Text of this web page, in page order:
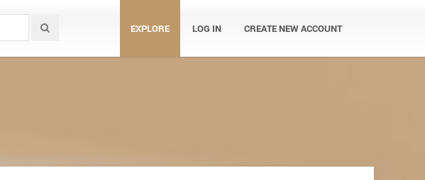
EXPLORE LOG IN CREATE NEW ACCOUNT